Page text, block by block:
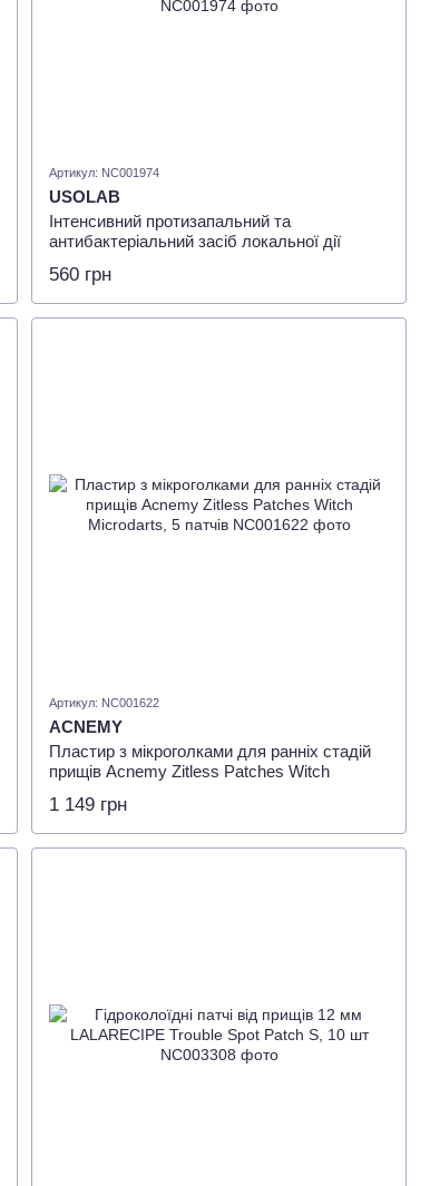
Артикул: NC001974
USOLAB
Інтенсивний протизапальний та
антибактеріальний засіб локальної дії
560 грн
Артикул: NC001622
ACNEMY
Пластир з мікроголками для ранніх стадій
прищів Acnemy Zitless Patches Witch
1 149 грн